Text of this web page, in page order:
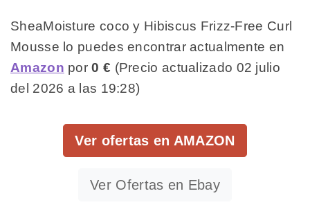
SheaMoisture coco y Hibiscus Frizz-Free Curl
Mousse lo puedes encontrar actualmente en
Amazon por0 € (Precio actualizado 02 julio
del 2026 a las 19:28)
Ver ofertas en AMAZON
Ver Ofertas en Ebay